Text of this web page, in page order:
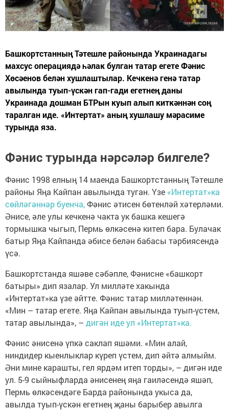
Башкортстанның Тәтешле районында Украинадагы
махсус операциядә һәлак булган татар егете Фәнис
Хөсәенов белән хушлаштылар. Кечкенә генә татар
авылында туып-үскән гап-гади егетнең даны
Украинада дошман БТРын куып алып киткәннән соң
таралган иде. «Интертат» аның хушлашу мәрасиме
турында яза.
Фәнис турында нәрсәләр билгеле?
Фәнис 1998 елның 14 маенда Башкортстанның Тәтешле
районы Яңа Кайпан авылында туган. Үзе «Интертат»ка
сөйләгәннәр буенча,Фәнис әтисен бөтенләй хәтерләми.
Әнисе, әле улы кечкенә чакта ук башка кешегә
тормышка чыгып, Пермь өлкәсенә китеп бара. Булачак
батыр Яңа Кайпанда әбисе белән бабасы тәрбиясендә
үсә.
Башкортстанда яшәве сәбәпле, Фәнисне «башкорт
батыры» дип язалар. Ул милләте хакында
«Интертат»ка үзе әйтте. Фәнис татар милләтеннән.
«Мин – татар егете. Яңа Кайпан авылында туып-үстем,
татар авылында», – дигән иде ул «Интертат»ка.
Фәнис әнисенә үпкә саклап яшәми. «Мин алай,
ниндидер кыенлыклар күреп үстем, дип әйтә алмыйм.
Әни мине карашты, гел ярдәм итеп торды», – дигән иде
ул. 5-9 сыйныфларда әнисенең яңа гаиләсендә яшәп,
Пермь өлкәсендәге Барда районында укыса да,
авылда туып-үскән егетнең җаны барыбер авылга